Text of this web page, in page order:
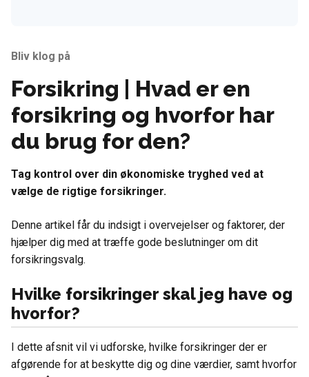
Bliv klog på
Forsikring | Hvad er en
forsikring og hvorfor har
du brug for den?
Tag kontrol over din økonomiske tryghed ved at
vælge de rigtige forsikringer.
Denne artikel får du indsigt i overvejelser og faktorer, der
hjælper dig med at træffe gode beslutninger om dit
forsikringsvalg.
Hvilke forsikringer skal jeg have og
hvorfor?
I dette afsnit vil vi udforske, hvilke forsikringer der er
afgørende for at beskytte dig og dine værdier, samt hvorfor